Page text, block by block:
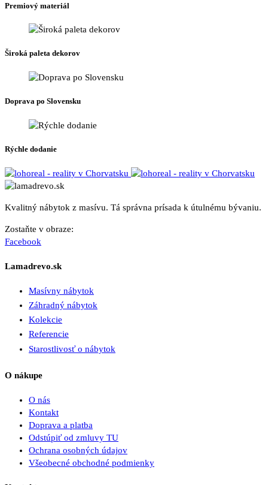
Premiový materiál
Široká paleta dekorov
Doprava po Slovensku
Rýchle dodanie
Kvalitný nábytok z masívu. Tá správna prísada k útulnému bývaniu.
Zostaňte v obraze:
Facebook
Lamadrevo.sk
Masívny nábytok
Záhradný nábytok
Kolekcie
Referencie
Starostlivosť o nábytok
O nákupe
O nás
Kontakt
Doprava a platba
Odstúpiť od zmluvy TU
Ochrana osobných údajov
Všeobecné obchodné podmienky